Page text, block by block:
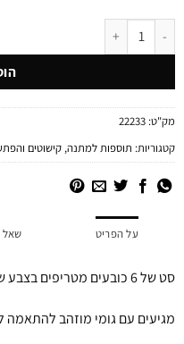
כמות של מארז 8 כובעי מסיבה שחור נקודות זהב
מק"ט:22233
קטגוריות:תוספות למתנה,קישוטים
על הפריט שאל
סט של 6 כובעים מטריפים בצבע שחור, עם נקודות זהב ופונפון שחור.
מגיעים עם גומי מוזהב להתאמה